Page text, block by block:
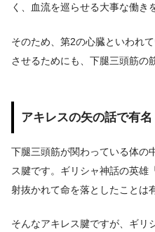
く、血流を巡らせる大事な働き
そのため、第2の心臓といわれ
させるためにも、下腿三頭筋の
アキレスの矢の話で有名
下腿三頭筋が関わっている体の
ス腱です。ギリシャ神話の英雄
射抜かれて命を落としたことは
そんなアキレス腱ですが、ギリ